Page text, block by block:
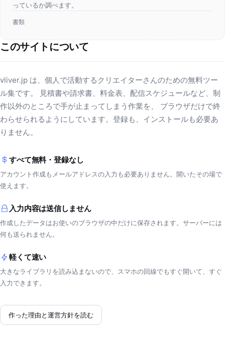
っているか調べます。
書類
このサイトについて
vliver.jp は、個人で活動するクリエイターさんのための無料ツー
ル集です。 見積書や請求書、料金表、配信スケジュールなど、制
作以外のところで手が止まってしまう作業を、 ブラウザだけで終
わらせられるようにしています。登録も、インストールも必要あ
りません。
すべて無料・登録なし
アカウント作成もメールアドレスの入力も必要ありません。開いたその場で
使えます。
入力内容は送信しません
作成したデータはお使いのブラウザの中だけに保存されます。サーバーには
何も送られません。
軽くて速い
大きなライブラリを読み込まないので、スマホの回線でもすぐ開いて、すぐ
入力できます。
作った理由と運営方針を読む